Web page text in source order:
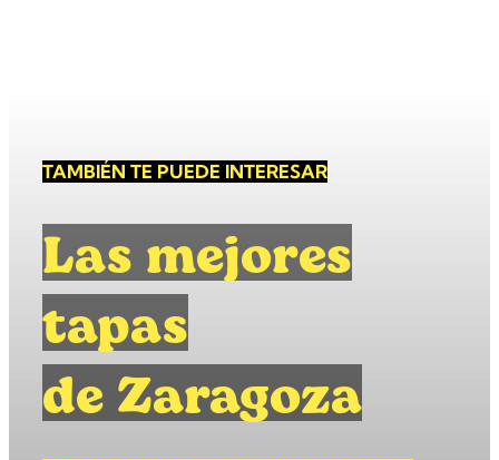
TAMBIÉN TE PUEDE INTERESAR
Las mejores
tapas
de Zaragoza